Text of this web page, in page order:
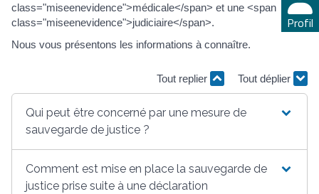
Profil
class="miseenevidence">médicale</span> et une <span
class="miseenevidence">judiciaire</span>.
Nous vous présentons les informations à connaître.
Tout replier Tout déplier
Qui peut être concerné par une mesure de
sauvegarde de justice ?
Comment est mise en place la sauvegarde de
justice prise suite à une déclaration